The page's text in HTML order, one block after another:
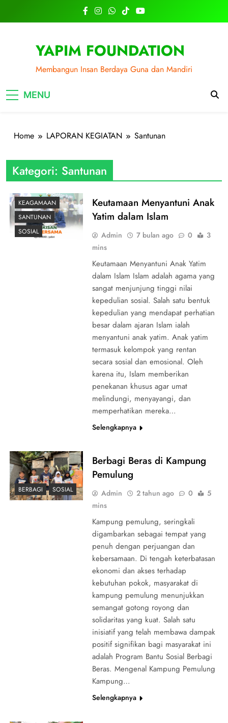
YAPIM FOUNDATION
Membangun Insan Berdaya Guna dan Mandiri
MENU
Home LAPORAN KEGIATAN Santunan
Kategori: Santunan
KEAGAMAAN
SANTUNAN
SOSIAL
Keutamaan Menyantuni Anak
Yatim dalam Islam
Admin 7 bulan ago 0
3
mins
Keutamaan Menyantuni Anak Yatim
dalam Islam Islam adalah agama yang
sangat menjunjung tinggi nilai
kepedulian sosial. Salah satu bentuk
kepedulian yang mendapat perhatian
besar dalam ajaran Islam ialah
menyantuni anak yatim. Anak yatim
termasuk kelompok yang rentan
secara sosial dan emosional. Oleh
karena itu, Islam memberikan
penekanan khusus agar umat
melindungi, menyayangi, dan
memperhatikan mereka…
Selengkapnya
BERBAGI SOSIAL
Berbagi Beras di Kampung
Pemulung
Admin 2 tahun ago 0
5
mins
Kampung pemulung, seringkali
digambarkan sebagai tempat yang
penuh dengan perjuangan dan
kebersamaan. Di tengah keterbatasan
ekonomi dan akses terhadap
kebutuhan pokok, masyarakat di
kampung pemulung menunjukkan
semangat gotong royong dan
solidaritas yang kuat. Salah satu
inisiatif yang telah membawa dampak
positif signifikan bagi masyarakat ini
adalah Program Bantu Sosial Berbagi
Beras. Mengenal Kampung Pemulung
Kampung…
Selengkapnya